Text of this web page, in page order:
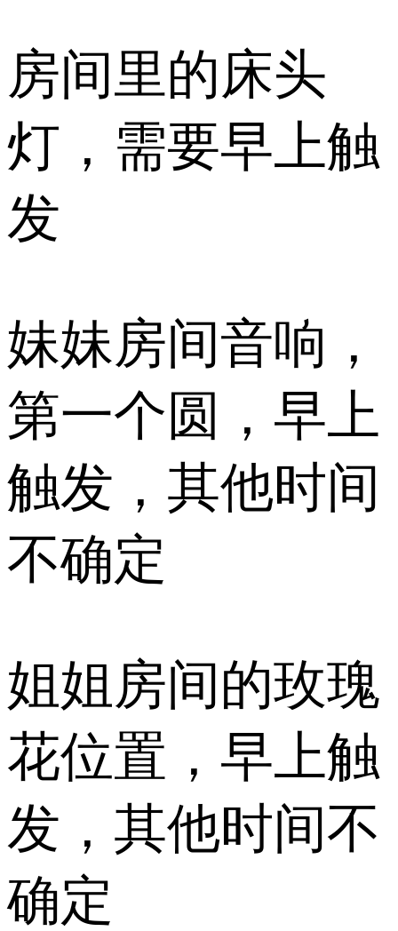
房间里的床头
灯，需要早上触
发
妹妹房间音响，
第一个圆，早上
触发，其他时间
不确定
姐姐房间的玫瑰
花位置，早上触
发，其他时间不
确定